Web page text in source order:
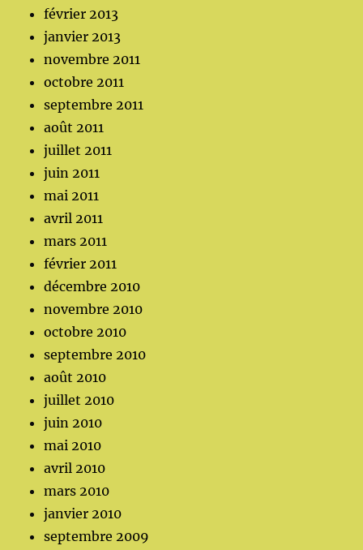
février 2013
janvier 2013
novembre 2011
octobre 2011
septembre 2011
août 2011
juillet 2011
juin 2011
mai 2011
avril 2011
mars 2011
février 2011
décembre 2010
novembre 2010
octobre 2010
septembre 2010
août 2010
juillet 2010
juin 2010
mai 2010
avril 2010
mars 2010
janvier 2010
septembre 2009